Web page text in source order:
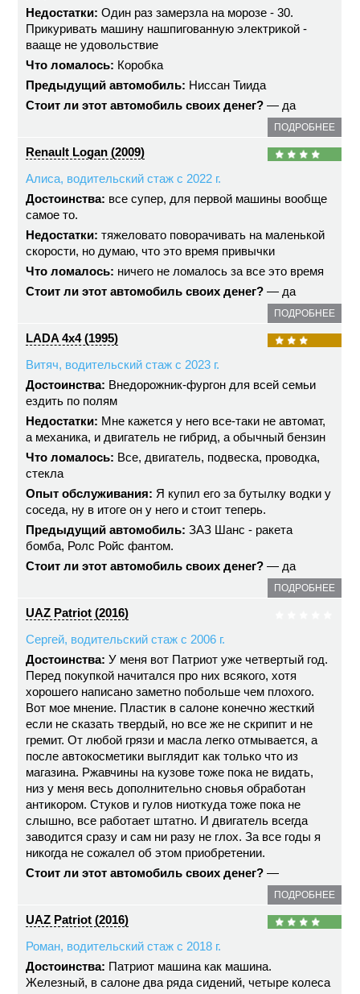
Недостатки: Один раз замерзла на морозе - 30.
Прикуривать машину нашпигованную электрикой -
вааще не удовольствие
Что ломалось: Коробка
Предыдущий автомобиль: Ниссан Тиида
Стоит ли этот автомобиль своих денег? — да
ПОДРОБНЕЕ
Renault Logan (2009)
Алиса, водительский стаж с 2022 г.
Достоинства: все супер, для первой машины вообще
самое то.
Недостатки: тяжеловато поворачивать на маленькой
скорости, но думаю, что это время привычки
Что ломалось: ничего не ломалось за все это время
Стоит ли этот автомобиль своих денег? — да
ПОДРОБНЕЕ
LADA 4x4 (1995)
Витяч, водительский стаж с 2023 г.
Достоинства: Внедорожник-фургон для всей семьи
ездить по полям
Недостатки: Мне кажется у него все-таки не автомат,
а механика, и двигатель не гибрид, а обычный бензин
Что ломалось: Все, двигатель, подвеска, проводка,
стекла
Опыт обслуживания: Я купил его за бутылку водки у
соседа, ну в итоге он у него и стоит теперь.
Предыдущий автомобиль: ЗАЗ Шанс - ракета
бомба, Ролс Ройс фантом.
Стоит ли этот автомобиль своих денег? — да
ПОДРОБНЕЕ
UAZ Patriot (2016)
Сергей, водительский стаж с 2006 г.
Достоинства: У меня вот Патриот уже четвертый год.
Перед покупкой начитался про них всякого, хотя
хорошего написано заметно побольше чем плохого.
Вот мое мнение. Пластик в салоне конечно жесткий
если не сказать твердый, но все же не скрипит и не
гремит. От любой грязи и масла легко отмывается, а
после автокосметики выглядит как только что из
магазина. Ржавчины на кузове тоже пока не видать,
низ у меня весь дополнительно сновья обработан
антикором. Стуков и гулов ниоткуда тоже пока не
слышно, все работает штатно. И двигатель всегда
заводится сразу и сам ни разу не глох. За все годы я
никогда не сожалел об этом приобретении.
Стоит ли этот автомобиль своих денег? —
ПОДРОБНЕЕ
UAZ Patriot (2016)
Роман, водительский стаж с 2018 г.
Достоинства: Патриот машина как машина.
Железный, в салоне два ряда сидений, четыре колеса